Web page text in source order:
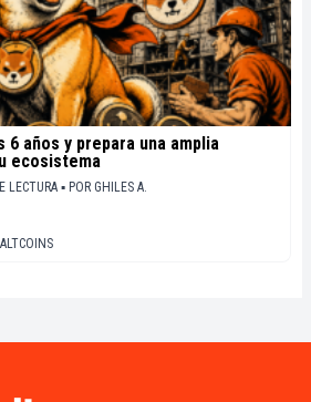
6 años y prepara una amplia
ecosistema
LECTURA ▪ POR GHILES A.
ALTCOINS